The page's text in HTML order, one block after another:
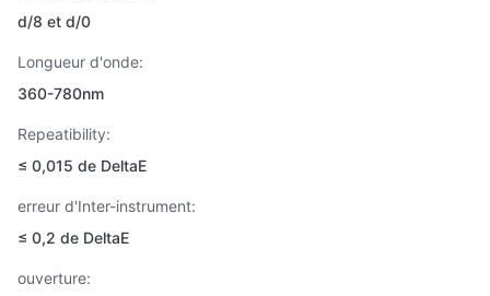
d/8 et d/0
Longueur d'onde:
360-780nm
Repeatibility:
≤ 0,015 de DeltaE
erreur d'Inter-instrument:
≤ 0,2 de DeltaE
ouverture: